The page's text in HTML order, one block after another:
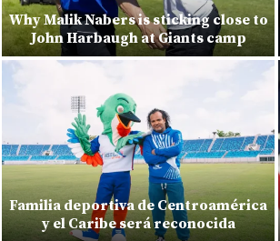
Why Malik Nabers is sticking close to
John Harbaugh at Giants camp
Familia deportiva de Centroamérica
y el Caribe será reconocida